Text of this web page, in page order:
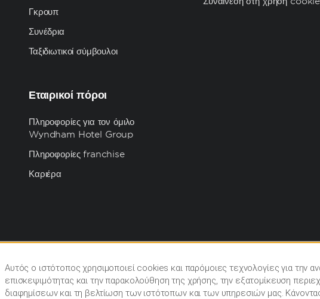
Γκρουπ
Συνέδρια
Ταξιδιωτικοί σύμβουλοι
Εταιρικοί πόροι
Πληροφορίες για τον όμιλο
Wyndham Hotel Group
Πληροφορίες franchise
Καριέρα
Αυτός ο ιστότοπος χρησιμοποιεί cookies και παρόμοιες τεχνολογίες για την
επισκεψιμότητας και την παρακολούθηση της χρήσης, την εξατομίκευση
διαφημίσεων και τη βελτίωση των ιστότοπων και των υπηρεσιών μας.